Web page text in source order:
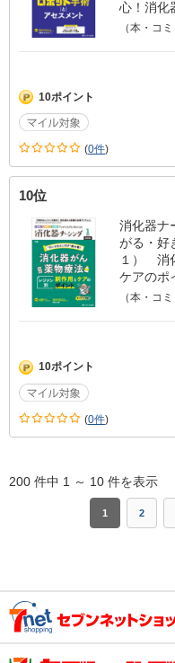
心！消化
（本・コミ
10ポイント
(0件)
10位
消化器ナ
がる・好
１） 消
ケアのポ
（本・コミ
10ポイント
(0件)
200 件中 1 ～ 10 件を表示
1 2